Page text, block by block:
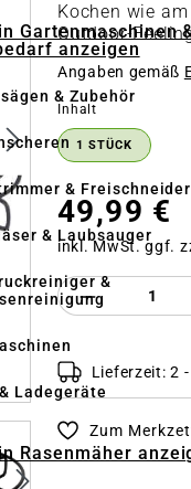
Gartenmaschinen
anzeigen
& Zubehör
& Freischneider
& Laubsauger
&
Ladegeräte
Rasenmäher
Kochen wie
Outdoor-
Angaben gemäß
Inhalt
1 STÜCK
49,99 €
inkl. MwSt. ggf.
Produkt
Lieferzeit: 2
Zum